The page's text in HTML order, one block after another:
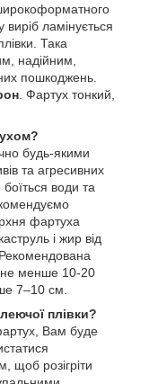
ламінується
Така
надійним,
пошкоджень.
. Фартух тонкий,
будь-якими
та агресивних
боїться води та
фартуха
і жир від
не менше 10-20
7–10 см.
плівки?
Вам буде
розігріти